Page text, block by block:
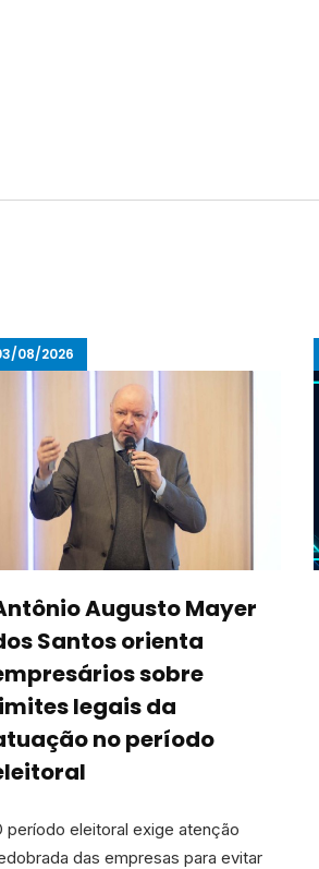
08/2026
Augusto Mayer
Santos orienta
sobre
legais da
no período
período eleitoral exige atenção
das empresas para evitar